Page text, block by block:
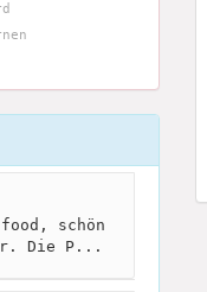
schön
Die P...